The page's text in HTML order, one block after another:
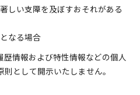
しい支障を及ぼすおそれがある
なる場合
歴情報および特性情報などの個人
として開示いたしません。